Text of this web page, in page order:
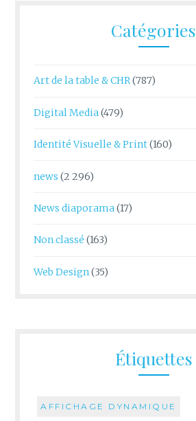
Catégories
Art de la table & CHR(787)
Digital Media(479)
Identité Visuelle & Print(160)
news (2 296)
News diaporama(17)
Non classé (163)
Web Design(35)
Étiquettes
AFFICHAGE DYNAMIQUE